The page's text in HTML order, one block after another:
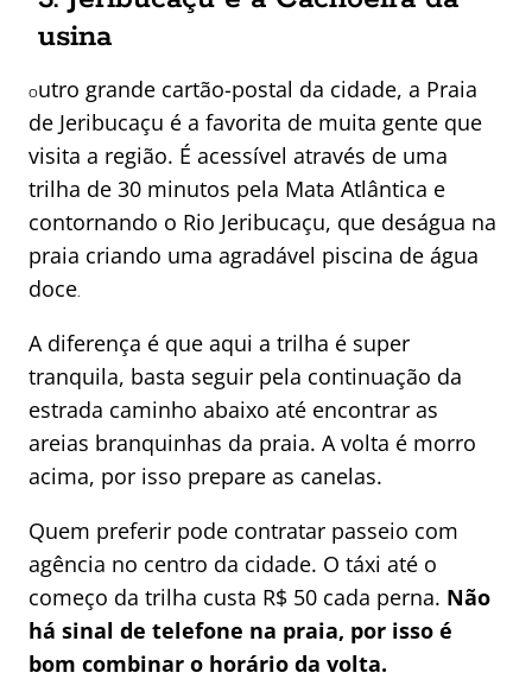
usina
Outro grande cartão-postal da cidade, a Praia
de Jeribucaçu é a favorita de muita gente que
visita a região. É acessível através de uma
trilha de 30 minutos pela Mata Atlântica e
contornando o Rio Jeribucaçu, que deságua na
praia criando uma agradável piscina de água
doce.
A diferença é que aqui a trilha é super
tranquila, basta seguir pela continuação da
estrada caminho abaixo até encontrar as
areias branquinhas da praia. A volta é morro
acima, por isso prepare as canelas.
Quem preferir pode contratar passeio com
agência no centro da cidade. O táxi até o
começo da trilha custa R$ 50 cada perna. Não
há sinal de telefone na praia, por isso é
bom combinar o horário da volta.